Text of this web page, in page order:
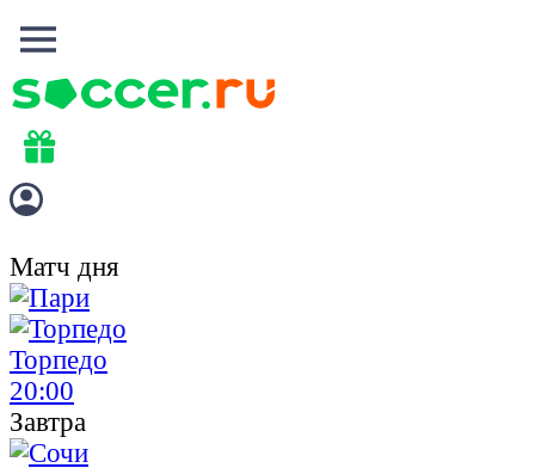
Матч дня
Торпедо
20:00
Завтра